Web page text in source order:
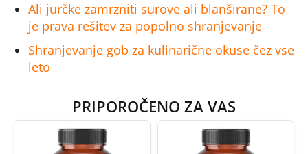
Ali jurčke zamrzniti surove ali blanširane? To
je prava rešitev za popolno shranjevanje
Shranjevanje gob za kulinarične okuse čez vse
leto
PRIPOROČENO ZA VAS